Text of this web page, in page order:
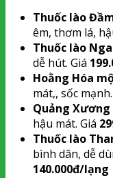
Thuốc lào
êm, thơm lá,
Thuốc lào
dễ hút. Giá
Hoằng Hóa
mát,, sốc
Quảng Xương
hậu mát. Giá
Thuốc lào
bình dân, dễ
140.000đ/lạng